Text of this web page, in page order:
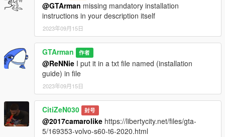
@GTArman missing mandatory installation
instructions in your description itself
2023年09月15日
GTArman 作者
@ReNNie I put it in a txt file named (installation
guide) in file
2023年09月15日
CitiZeN030 封号
@2017camarolike https://libertycity.net/files/gta-
5/169353-volvo-s60-t6-2020.html